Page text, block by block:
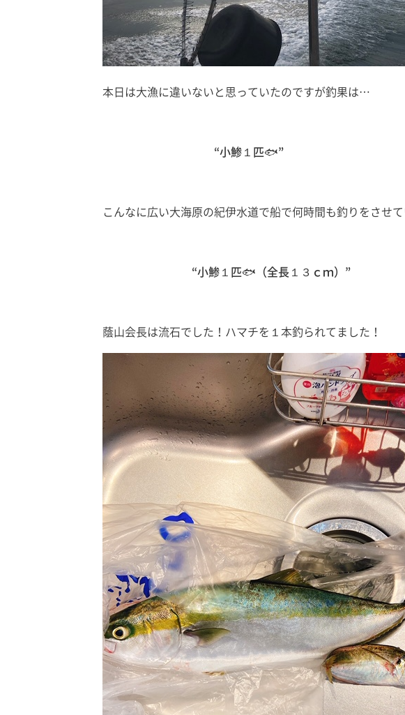
本日は大漁に違いないと思っていたのですが釣果は…
“小鯵１匹🐟”
こんなに広い大海原の紀伊水道で船で何時間も釣りをさせ
“小鯵１匹🐟（全長１３ｃｍ）”
蔭山会長は流石でした！ハマチを１本釣られてました！